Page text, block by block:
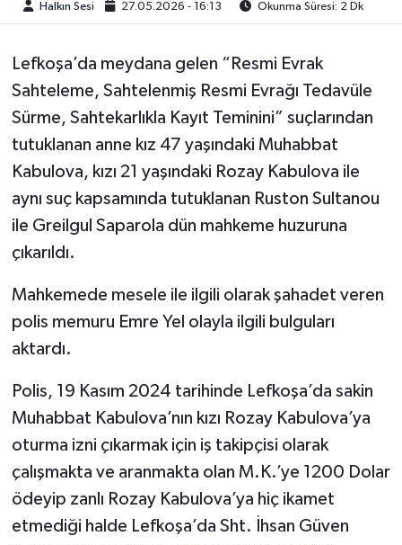
Halkın Sesi 27.05.2026 - 16:13 Okunma Süresi: 2 Dk
Lefkoşa’da meydana gelen “Resmi Evrak
Sahteleme, Sahtelenmiş Resmi Evrağı Tedavüle
Sürme, Sahtekarlıkla Kayıt Teminini” suçlarından
tutuklanan anne kız 47 yaşındaki Muhabbat
Kabulova, kızı 21 yaşındaki Rozay Kabulova ile
aynı suç kapsamında tutuklanan Ruston Sultanou
ile Greilgul Saparola dün mahkeme huzuruna
çıkarıldı.
Mahkemede mesele ile ilgili olarak şahadet veren
polis memuru Emre Yel olayla ilgili bulguları
aktardı.
Polis, 19 Kasım 2024 tarihinde Lefkoşa’da sakin
Muhabbat Kabulova’nın kızı Rozay Kabulova’ya
oturma izni çıkarmak için iş takipçisi olarak
çalışmakta ve aranmakta olan M.K.’ye 1200 Dolar
ödeyip zanlı Rozay Kabulova’ya hiç ikamet
etmediği halde Lefkoşa’da Sht. İhsan Güven